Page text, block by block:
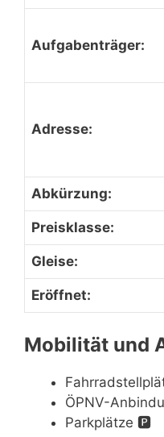
Aufgabenträger:
Adresse:
Abkürzung:
Preisklasse:
Gleise:
Eröffnet:
Mobilität und
ÖPNV-
Parkplätze 🅿️